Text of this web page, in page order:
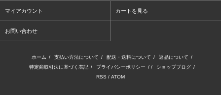
マイアカウント カートを見る
お問い合わせ
ホーム / 支払い方法について / 配送・送料について / 返品について /
特定商取引法に基づく表記 / プライバシーポリシー / / ショップブログ /
RSS / ATOM